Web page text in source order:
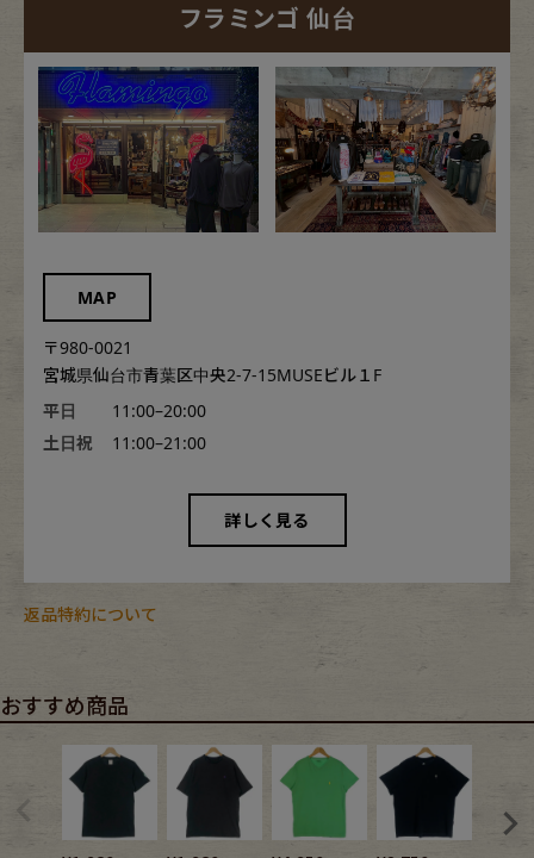
フラミンゴ 仙台
MAP
〒980-0021
宮城県仙台市青葉区中央2-7-15MUSEビル１F
平日
11:00–20:00
土日祝
11:00–21:00
詳しく見る
返品特約について
おすすめ商品